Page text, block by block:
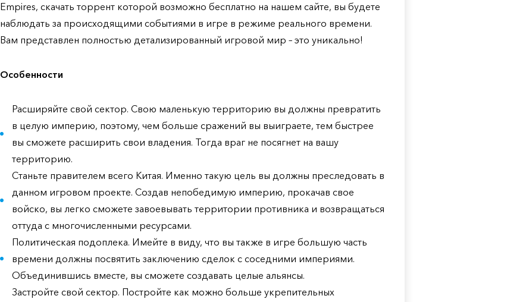
Empires, скачать торрент которой возможно бесплатно на нашем сайте, вы будете
наблюдать за происходящими событиями в игре в режиме реального времени.
Вам представлен полностью детализированный игровой мир – это уникально!
Особенности
Расширяйте свой сектор. Свою маленькую территорию вы должны превратить
в целую империю, поэтому, чем больше сражений вы выиграете, тем быстрее
вы сможете расширить свои владения. Тогда враг не посягнет на вашу
территорию.
Станьте правителем всего Китая. Именно такую цель вы должны преследовать в
данном игровом проекте. Создав непобедимую империю, прокачав свое
войско, вы легко сможете завоевывать территории противника и возвращаться
оттуда с многочисленными ресурсами.
Политическая подоплека. Имейте в виду, что вы также в игре большую часть
времени должны посвятить заключению сделок с соседними империями.
Объединившись вместе, вы сможете создавать целые альянсы.
Застройте свой сектор. Постройте как можно больше укрепительных